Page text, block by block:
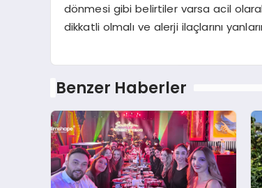
dönmesi gibi belirtiler varsa acil
dikkatli olmalı ve alerji ilaçlarını
Benzer Haberler